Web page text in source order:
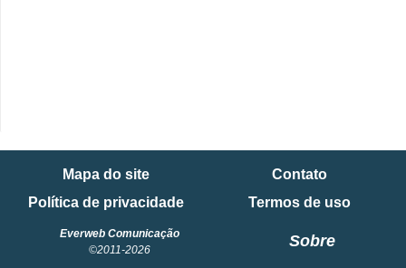
Mapa do site
Contato
Política de privacidade
Termos de uso
Everweb Comunicação
©2011-2026
Sobre